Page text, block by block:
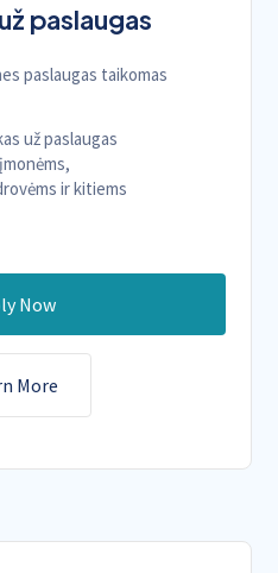
paslaugas
paslaugas taikomas
už paslaugas
ir kitiems
Now
More